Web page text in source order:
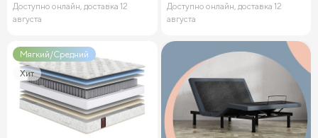
Доступно онлайн, доставка 12
августа
Доступно онлайн, доставка 12
августа
Мягкий/Средний
Хит